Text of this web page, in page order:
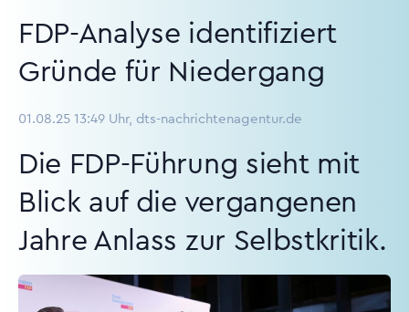
FDP-Analyse identifiziert
Gründe für Niedergang
01.08.25 13:49 Uhr, dts-nachrichtenagentur.de
Die FDP-Führung sieht mit
Blick auf die vergangenen
Jahre Anlass zur Selbstkritik.